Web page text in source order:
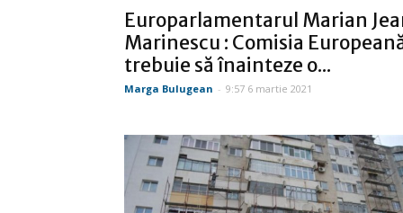
Europarlamentarul Marian
Marinescu : Comisia
trebuie să înainteze o...
Marga Bulugean - 9:57 6 martie 2021